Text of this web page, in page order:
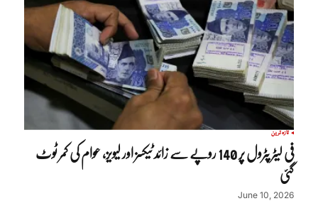
تازہ ترین
فی لیٹر پٹرول پر 140 روپے سے زائد ٹیکسز اور لیویز، عوام کی کمر ٹوٹ
گئی
June 10, 2026